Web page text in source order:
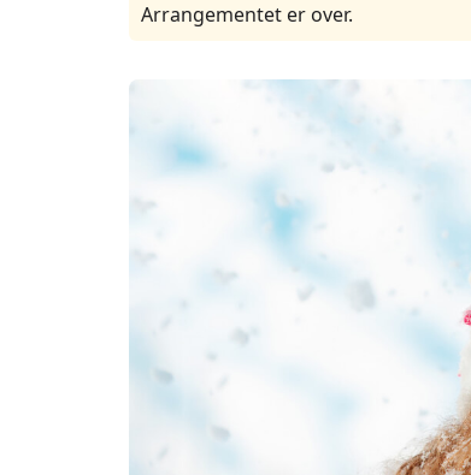
Arrangementet er over.